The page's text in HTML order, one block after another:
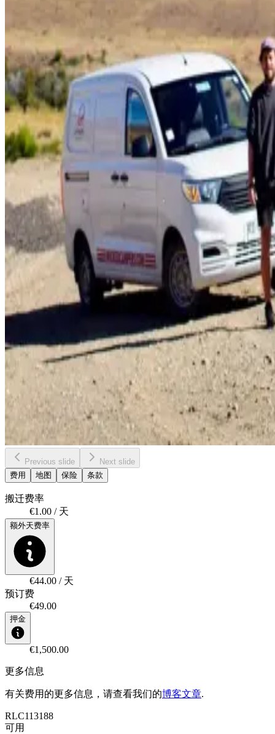
Previous slide
Next slide
费用
地图 保险 条款
搬迁费率
€1.00 / 天
额外天费率
€44.00 / 天
预订费
€49.00
押金
€1,500.00
更多信息
有关费用的更多信息，请查看我们的博客文章.
RLC113188
可用